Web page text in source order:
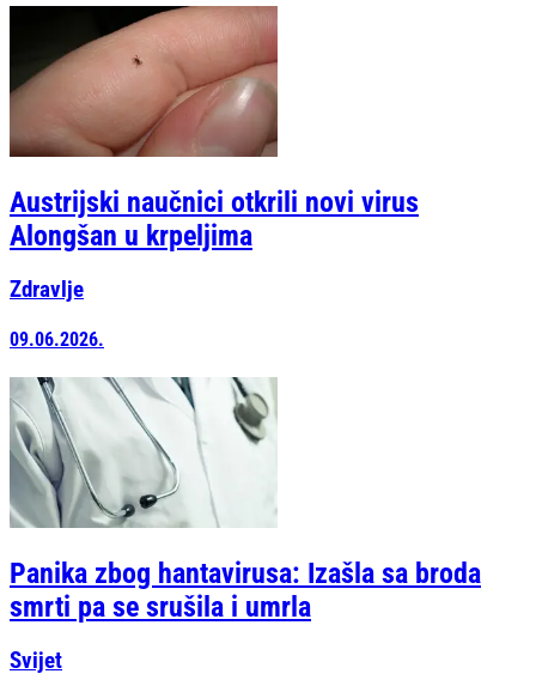
Austrijski naučnici otkrili novi virus
Alongšan u krpeljima
Zdravlje
09.06.2026.
Panika zbog hantavirusa: Izašla sa broda
smrti pa se srušila i umrla
Svijet